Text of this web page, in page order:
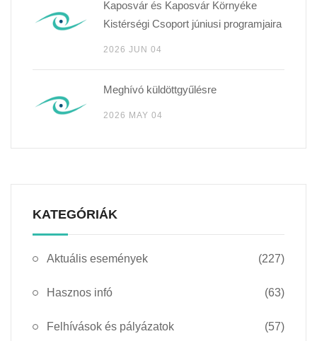
Kaposvár és Kaposvár Környéke
Kistérségi Csoport júniusi programjaira
2026 JUN 04
Meghívó küldöttgyűlésre
2026 MAY 04
KATEGÓRIÁK
Aktuális események (227)
Hasznos infó (63)
Felhívások és pályázatok (57)